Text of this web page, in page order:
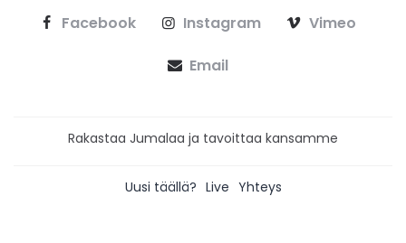
Facebook Instagram Vimeo
Email
Rakastaa Jumalaa ja tavoittaa kansamme
Uusi täällä? Live Yhteys